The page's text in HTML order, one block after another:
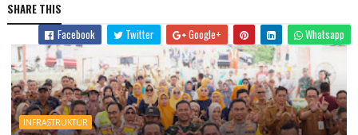
SHARE THIS
Facebook
Twitter Google+ Whatsapp
INFRASTRUKTUR